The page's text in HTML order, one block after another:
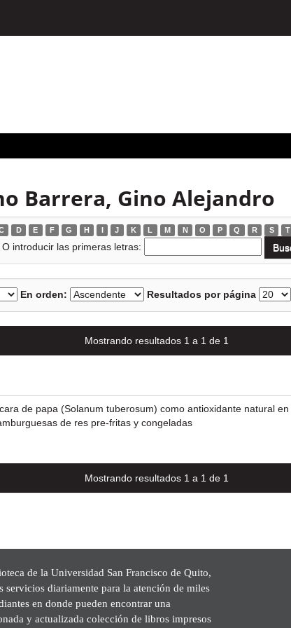
Barrera, Gino Alejandro
D E F G H I J K L M N O P Q R S T
O introducir las primeras letras:
En orden: Resultados por página
Mostrando resultados 1 a 1 de 1
de papa (Solanum tuberosum) como antioxidante natural en
de res pre-fritas y congeladas
Mostrando resultados 1 a 1 de 1
de la Universidad San Francisco de Quito,
servicios diariamente para la atención de miles
en donde pueden encontrar una
y actualizada colección de libros impresos